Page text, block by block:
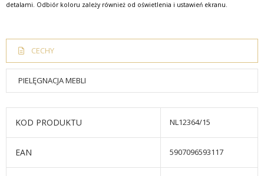
detalami. Odbiór koloru zależy również od oświetlenia i ustawień ekranu.
CECHY
PIELĘGNACJA MEBLI
KOD PRODUKTU NL12364/15
EAN 5907096593117